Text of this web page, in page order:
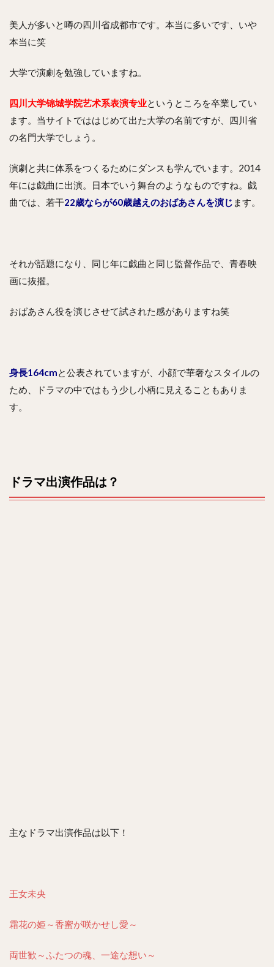
美人が多いと噂の四川省成都市です。本当に多いです、いや
本当に笑
大学で演劇を勉強していますね。
四川大学锦城学院艺术系表演专业というところを卒業してい
ます。当サイトでははじめて出た大学の名前ですが、四川省
の名門大学でしょう。
演劇と共に体系をつくるためにダンスも学んでいます。2014
年には戯曲に出演。日本でいう舞台のようなものですね。戯
曲では、若干22歳ならが60歳越えのおばあさんを演じ ます。
それが話題になり、同じ年に戯曲と同じ監督作品で、青春映
画に抜擢。
おばあさん役を演じさせて試された感がありますね笑
身長164cmと公表されていますが、小顔で華奢なスタイルの
ため、ドラマの中ではもう少し小柄に見えることもありま
す。
ドラマ出演作品は？
主なドラマ出演作品は以下！
王女未央
霜花の姫～香蜜が咲かせし愛～
両世歓～ふたつの魂、一途な想い～